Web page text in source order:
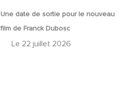
Une date de sortie pour le nouveau
film de Franck Dubosc
Le 22 juillet 2026